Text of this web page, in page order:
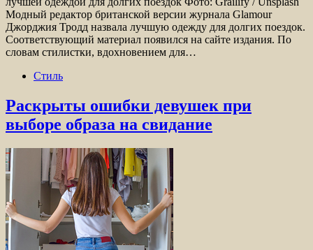
Модный редактор британской версии журнала Glamour
Джорджия Тродд назвала лучшую одежду для долгих поездок.
Соответствующий материал появился на сайте издания. По
словам стилистки, вдохновением для…
Стиль
Раскрыты ошибки девушек при
выборе образа на свидание